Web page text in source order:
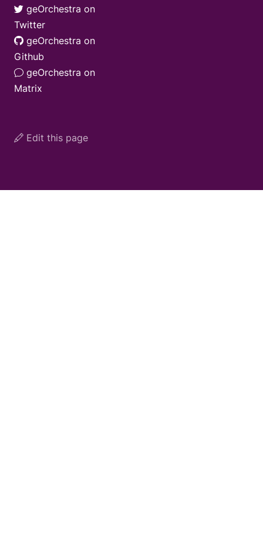
geOrchestra on
Twitter
geOrchestra on
Github
geOrchestra on
Matrix
Edit this page